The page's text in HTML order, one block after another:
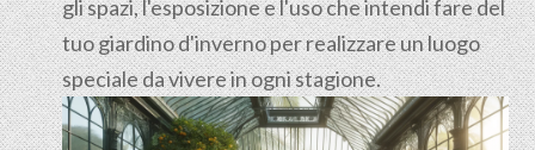
gli spazi, l'esposizione e l'uso che intendi fare del
tuo giardino d'inverno per realizzare un luogo
speciale da vivere in ogni stagione.